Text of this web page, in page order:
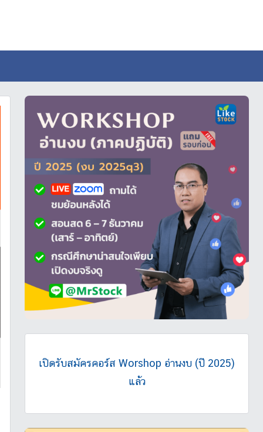
เปิดรับสมัครคอร์ส Worshop อ่านงบ (ปี 2025)
แล้ว